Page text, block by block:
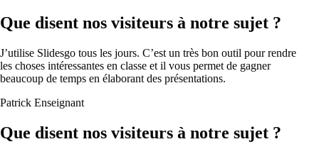
Que disent nos visiteurs à notre sujet ?
J’utilise Slidesgo tous les jours. C’est un très bon outil pour rendre
les choses intéressantes en classe et il vous permet de gagner
beaucoup de temps en élaborant des présentations.
Patrick Enseignant
Que disent nos visiteurs à notre sujet ?